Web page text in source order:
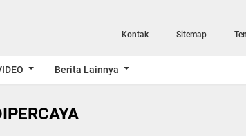
Kontak Sitemap
Berita Lainnya